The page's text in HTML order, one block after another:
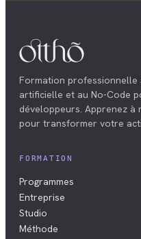
Formation professionnelle
artificielle et au No-Code
développeurs. Apprenez à
pour transformer votre
FORMATION
Programmes
Entreprise
Studio
Méthode